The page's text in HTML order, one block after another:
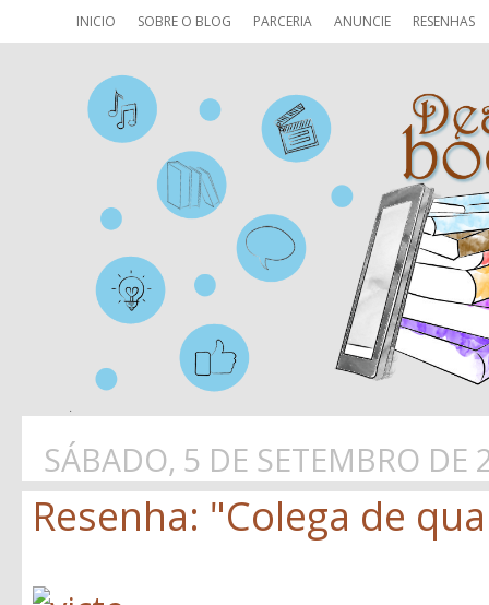
INICIO SOBRE O BLOG PARCERIA ANUNCIE RESENHAS
SÁBADO, 5 DE SETEMBRO DE
Resenha: "Colega de